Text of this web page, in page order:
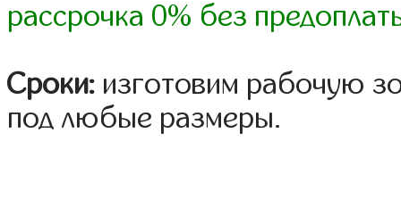
рассрочка 0% без
Сроки: изготовим рабочую
под любые размеры.